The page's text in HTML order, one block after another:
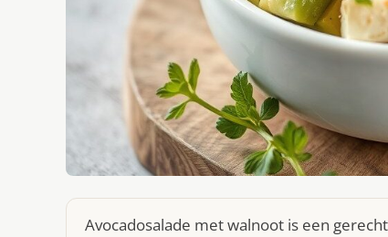
Avocadosalade met walnoot is een